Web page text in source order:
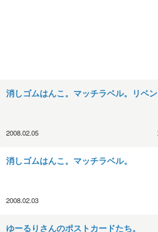
消しゴムはんこ。マッチラベル。リベン
2008.02.05
消しゴムはんこ。マッチラベル。
2008.02.03
ゆーるりさんのポストカードたち。